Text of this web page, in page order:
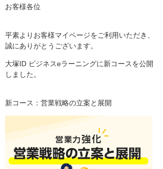
お客様各位
平素よりお客様マイページをご利用いただき、
誠にありがとうございます。
大塚ID ビジネスeラーニングに新コースを公開
しました。
新コース：営業戦略の立案と展開